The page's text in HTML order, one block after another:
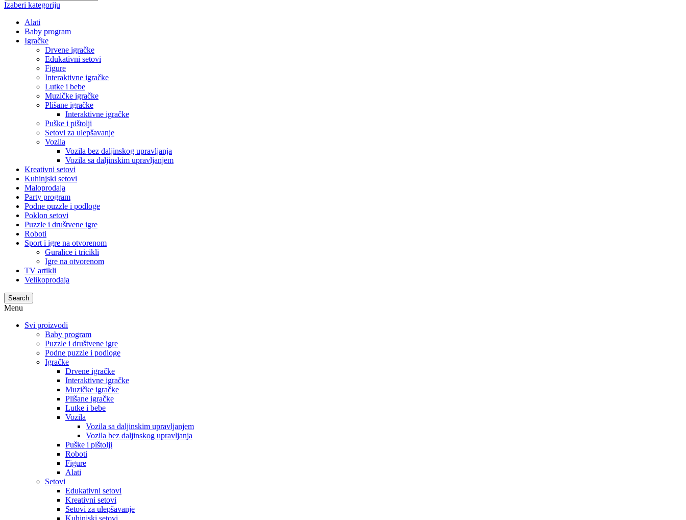
Izaberi kategoriju
Alati
Baby program
Igračke
Drvene igračke
Edukativni setovi
Figure
Interaktivne igračke
Lutke i bebe
Muzičke igračke
Plišane igračke
Interaktivne igračke
Puške i pištolji
Setovi za ulepšavanje
Vozila
Vozila bez daljinskog upravljanja
Vozila sa daljinskim upravljanjem
Kreativni setovi
Kuhinjski setovi
Maloprodaja
Party program
Podne puzzle i podloge
Poklon setovi
Puzzle i društvene igre
Roboti
Sport i igre na otvorenom
Guralice i tricikli
Igre na otvorenom
TV artikli
Velikoprodaja
Search
Menu
Svi proizvodi
Baby program
Puzzle i društvene igre
Podne puzzle i podloge
Igračke
Drvene igračke
Interaktivne igračke
Muzičke igračke
Plišane igračke
Lutke i bebe
Vozila
Vozila sa daljinskim upravljanjem
Vozila bez daljinskog upravljanja
Puške i pištolji
Roboti
Figure
Alati
Setovi
Edukativni setovi
Kreativni setovi
Setovi za ulepšavanje
Kuhinjski setovi